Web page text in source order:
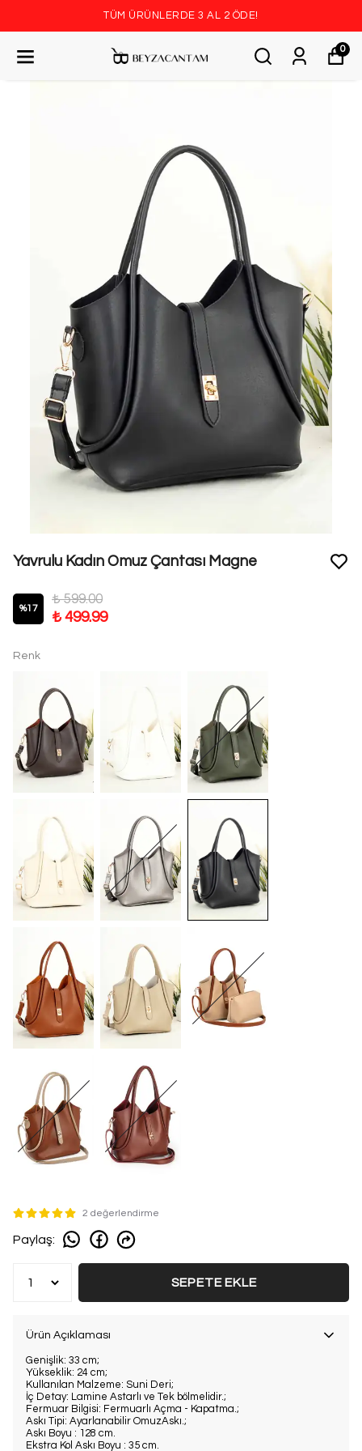
TÜM ÜRÜNLERDE 3 AL 2 ÖDE!
0
Yavrulu Kadın Omuz Çantası Magne
%17
₺ 599.00
₺ 499.99
Renk
2 değerlendirme
Paylaş:
SEPETE EKLE
Ürün Açıklaması
Genişlik: 33 cm;
Yükseklik: 24 cm;
Kullanılan Malzeme: Suni Deri;
İç Detay: Lamine Astarlı ve Tek bölmelidir.;
Fermuar Bilgisi: Fermuarlı Açma - Kapatma.;
Askı Tipi: Ayarlanabilir OmuzAskı.;
Askı Boyu : 128 cm.
Ekstra Kol Askı Boyu : 35 cm.